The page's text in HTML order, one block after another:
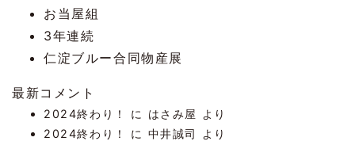
お当屋組
3年連続
仁淀ブルー合同物産展
最新コメント
2024終わり！ に はさみ屋
より
2024終わり！
に 中井誠司
より